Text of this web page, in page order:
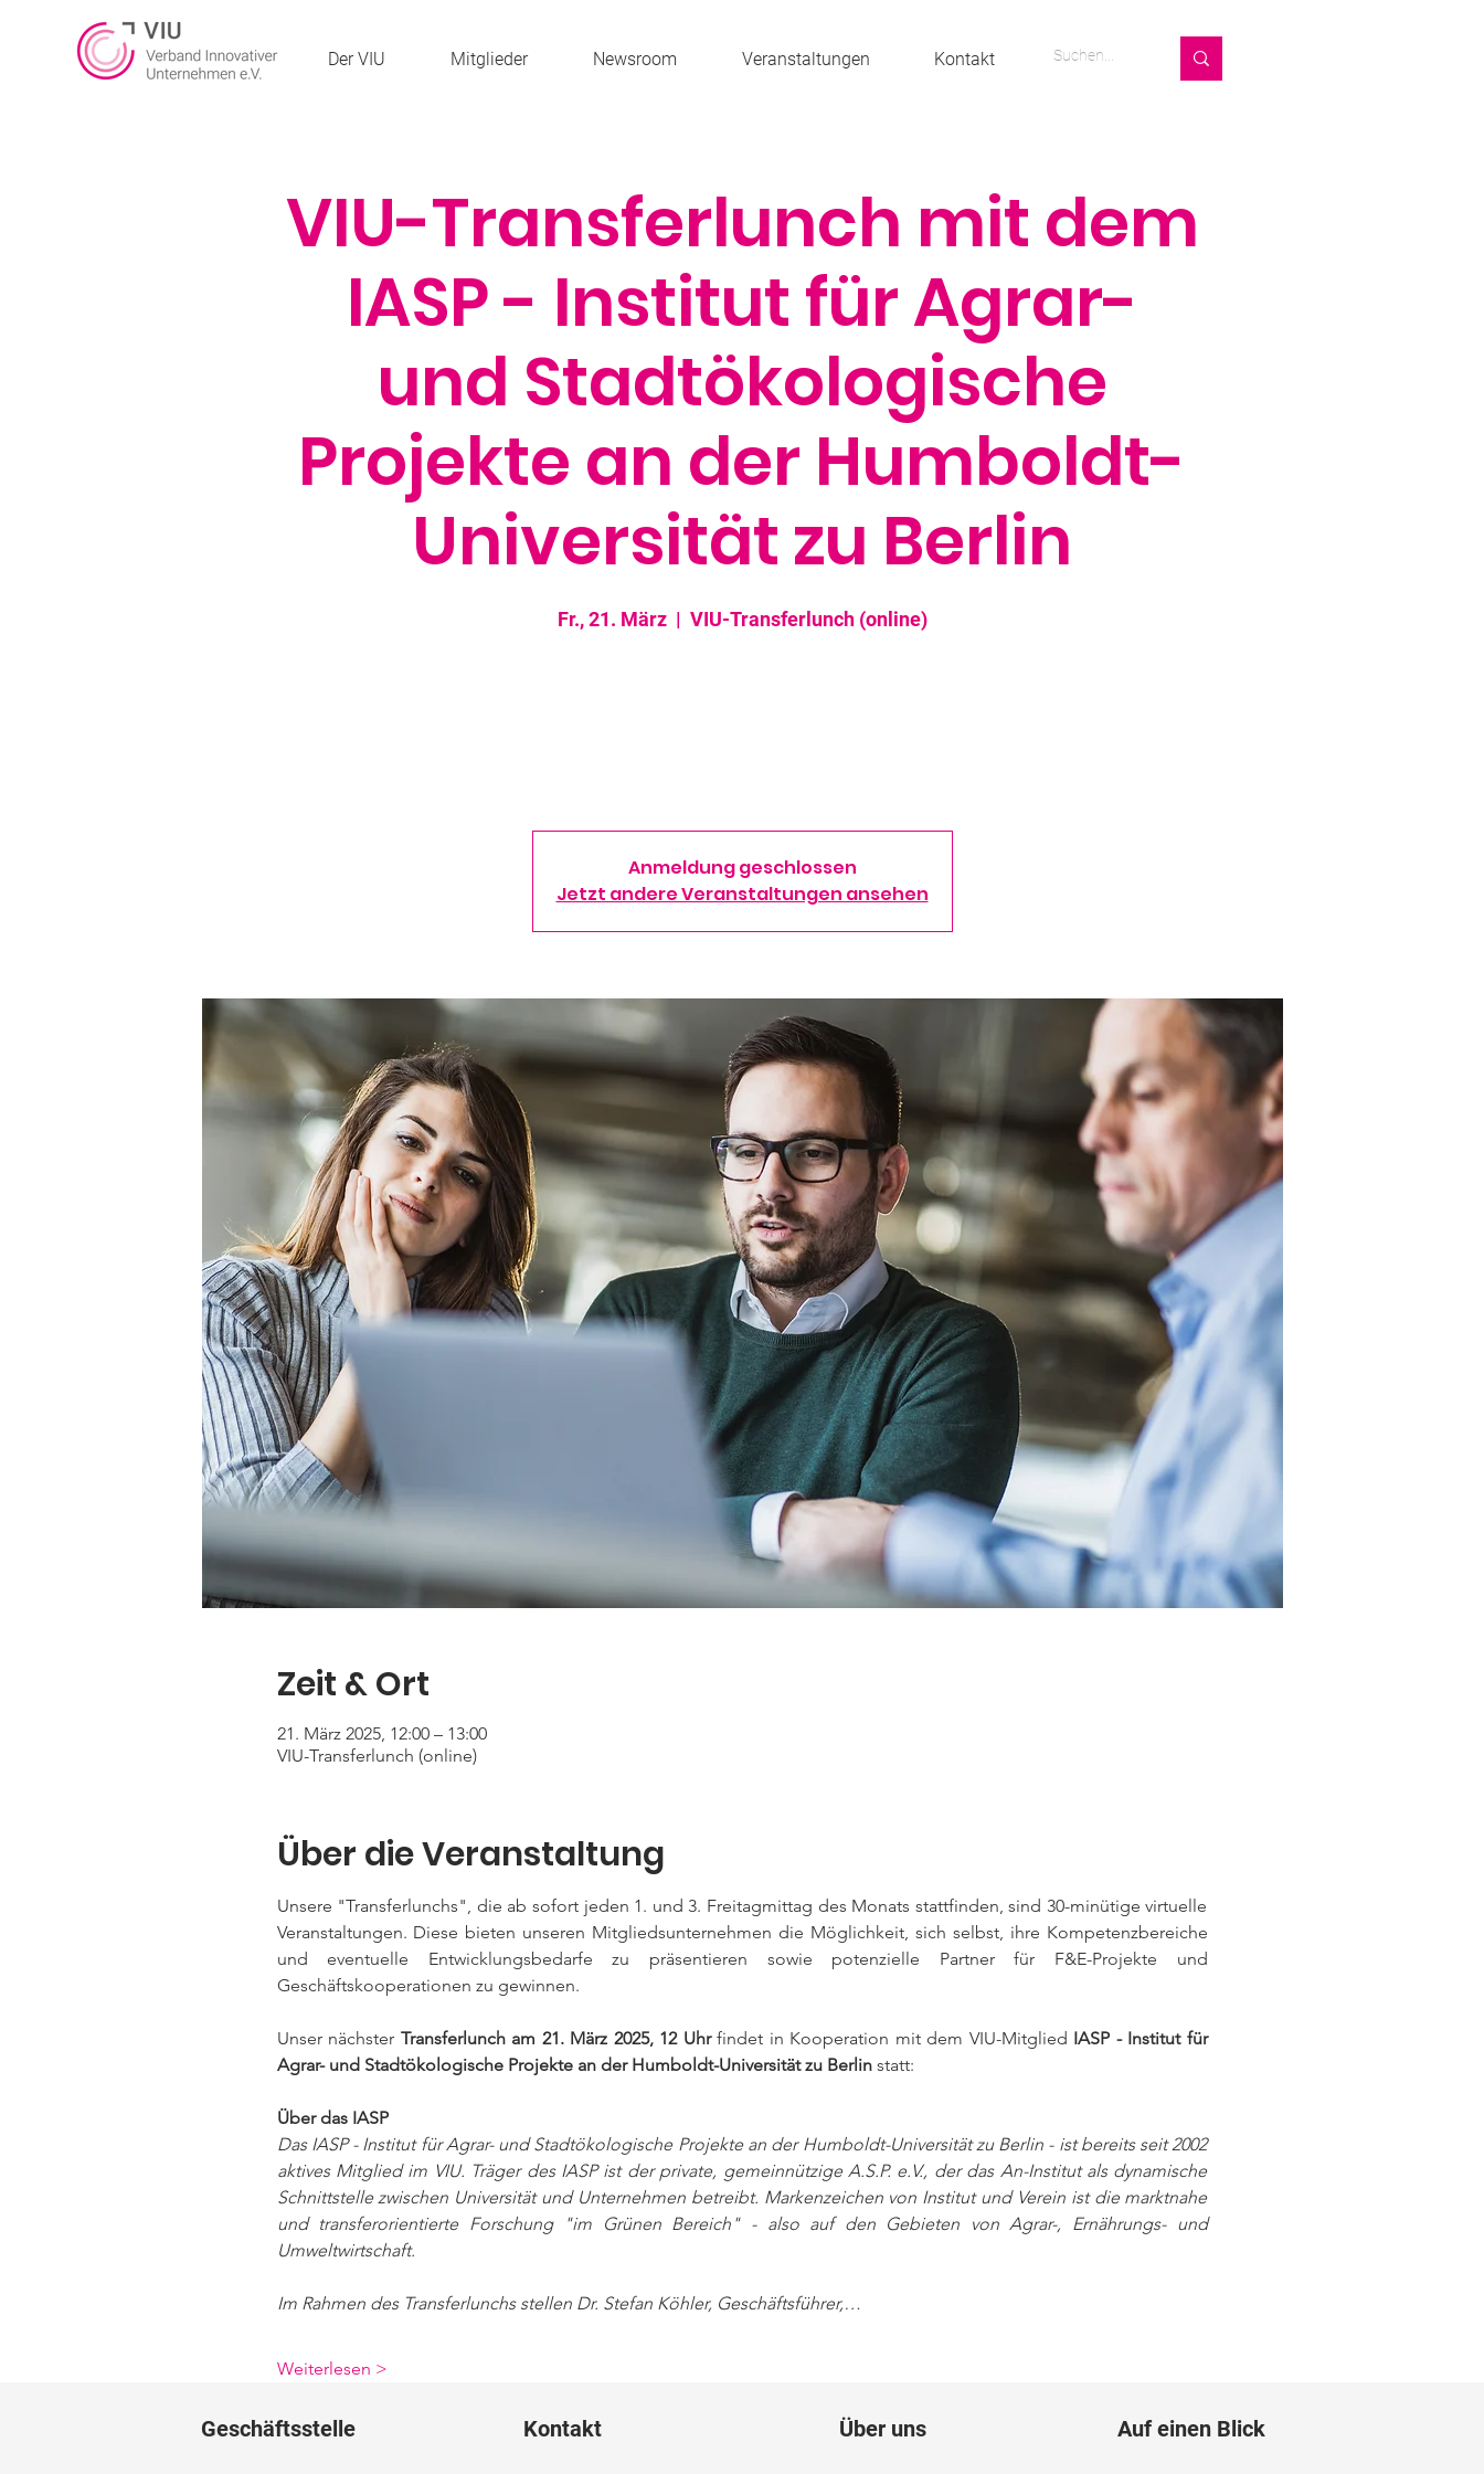
Der VIU Mitglieder Newsroom Veranstaltungen Kontakt
VIU-Transferlunch mit dem
IASP - Institut für Agrar-
und Stadtökologische
Projekte an der Humboldt-
Universität zu Berlin
Fr., 21. März
  |
VIU-Transferlunch (online)
Anmeldung geschlossen
Jetzt andere Veranstaltungen ansehen
Zeit & Ort
21. März 2025, 12:00 – 13:00
VIU-Transferlunch (online)
Über die Veranstaltung
Unsere "Transferlunchs", die ab sofort jeden 1. und 3. Freitagmittag des Monats stattfinden, sind 30-minütige virtuelle
Veranstaltungen. Diese bieten unseren Mitgliedsunternehmen die Möglichkeit, sich selbst, ihre Kompetenzbereiche
und eventuelle Entwicklungsbedarfe zu präsentieren sowie potenzielle Partner für F&E-Projekte und
Geschäftskooperationen zu gewinnen.
Unser nächster Transferlunch am 21. März 2025, 12 Uhr findet in Kooperation mit dem VIU-Mitglied IASP - Institut für
Agrar- und Stadtökologische Projekte an der Humboldt-Universität zu Berlin statt:
Über das IASP
Das IASP - Institut für Agrar- und Stadtökologische Projekte an der Humboldt-Universität zu Berlin - ist bereits seit 2002
aktives Mitglied im VIU. Träger des IASP ist der private, gemeinnützige A.S.P. e.V., der das An-Institut als dynamische
Schnittstelle zwischen Universität und Unternehmen betreibt. Markenzeichen von Institut und Verein ist die marktnahe
und transferorientierte Forschung "im Grünen Bereich" - also auf den Gebieten von Agrar-, Ernährungs- und
Umweltwirtschaft.
Im Rahmen des Transferlunchs stellen Dr. Stefan Köhler, Geschäftsführer,…
Weiterlesen >
Geschäftsstelle Kontakt Über uns Auf einen Blick